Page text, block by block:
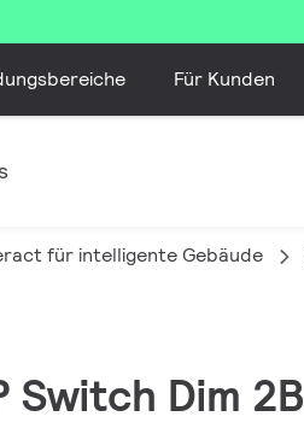
Für Kunden
für intelligente Gebäude
Switch Dim 2B